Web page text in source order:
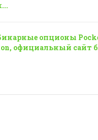
опционы
официальный сайт